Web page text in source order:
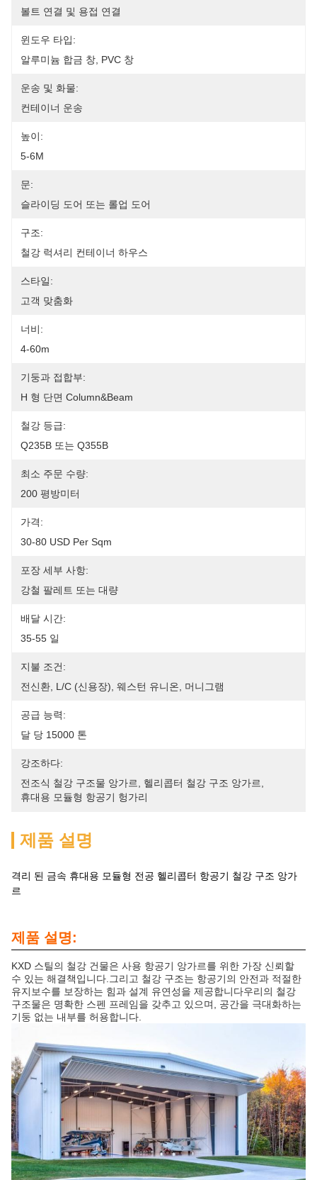
볼트 연결 및 용접 연결
윈도우 타입:
알루미늄 합금 창, PVC 창
운송 및 화물:
컨테이너 운송
높이:
5-6M
문:
슬라이딩 도어 또는 롤업 도어
구조:
철강 럭셔리 컨테이너 하우스
스타일:
고객 맞춤화
너비:
4-60m
기둥과 접합부:
H 형 단면 Column&Beam
철강 등급:
Q235B 또는 Q355B
최소 주문 수량:
200 평방미터
가격:
30-80 USD Per Sqm
포장 세부 사항:
강철 팔레트 또는 대량
배달 시간:
35-55 일
지불 조건:
전신환, L/C (신용장), 웨스턴 유니온, 머니그램
공급 능력:
달 당 15000 톤
강조하다:
전조식 철강 구조물 앙가르
헬리콥터 철강 구조 앙가르
휴대용 모듈형 항공기 헝가리
제품 설명
격리 된 금속 휴대용 모듈형 전공 헬리콥터 항공기 철강 구조 앙가
르
제품 설명:
KXD 스틸의 철강 건물은 사용 항공기 앙가르를 위한 가장 신뢰할
수 있는 해결책입니다.그리고 철강 구조는 항공기의 안전과 적절한
유지보수를 보장하는 힘과 설계 유연성을 제공합니다우리의 철강
구조물은 명확한 스펜 프레임을 갖추고 있으며, 공간을 극대화하는
기둥 없는 내부를 허용합니다.